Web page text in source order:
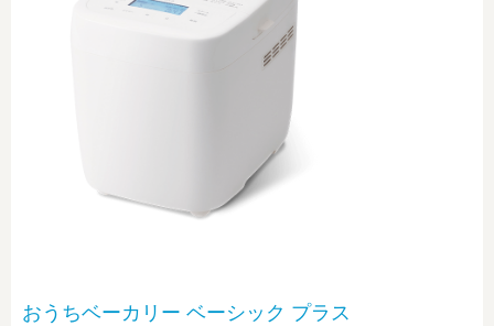
おうちベーカリー ベーシック プラス